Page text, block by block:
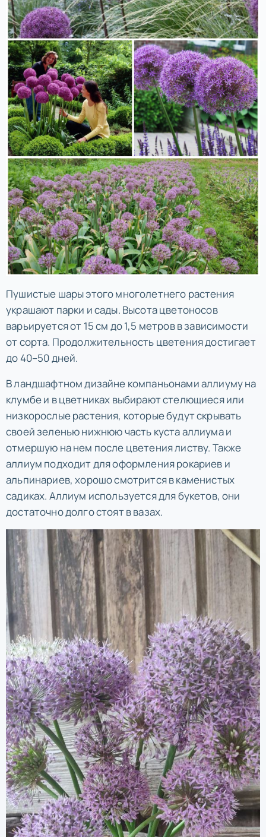
Пушистые шары этого многолетнего растения
украшают парки и сады. Высота цветоносов
варьируется от 15 см до 1,5 метров в зависимости
от сорта. Продолжительность цветения достигает
до 40–50 дней.
В ландшафтном дизайне компаньонами аллиуму на
клумбе и в цветниках выбирают стелющиеся или
низкорослые растения, которые будут скрывать
своей зеленью нижнюю часть куста аллиума и
отмершую на нем после цветения листву. Также
аллиум подходит для оформления рокариев и
альпинариев, хорошо смотрится в каменистых
садиках. Аллиум используется для букетов, они
достаточно долго стоят в вазах.